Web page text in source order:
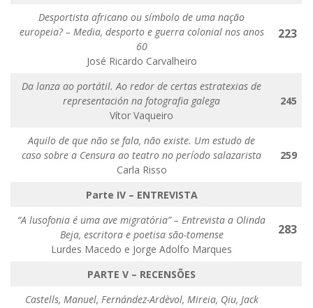
Desportista africano ou símbolo de uma nação
europeia? – Media, desporto e guerra colonial nos anos
60
José Ricardo Carvalheiro
223
Da lanza ao portátil. Ao redor de certas estratexias de
representación na fotografia galega
Vítor Vaqueiro
245
Aquilo de que não se fala, não existe. Um estudo de
caso sobre a Censura ao teatro no período salazarista
Carla Risso
259
Parte IV – ENTREVISTA
“A lusofonia é uma ave migratória” – Entrevista a Olinda
Beja, escritora e poetisa são-tomense
Lurdes Macedo e Jorge Adolfo Marques
283
PARTE V – RECENSÕES
Castells, Manuel, Fernández-Ardèvol, Mireia, Qiu, Jack